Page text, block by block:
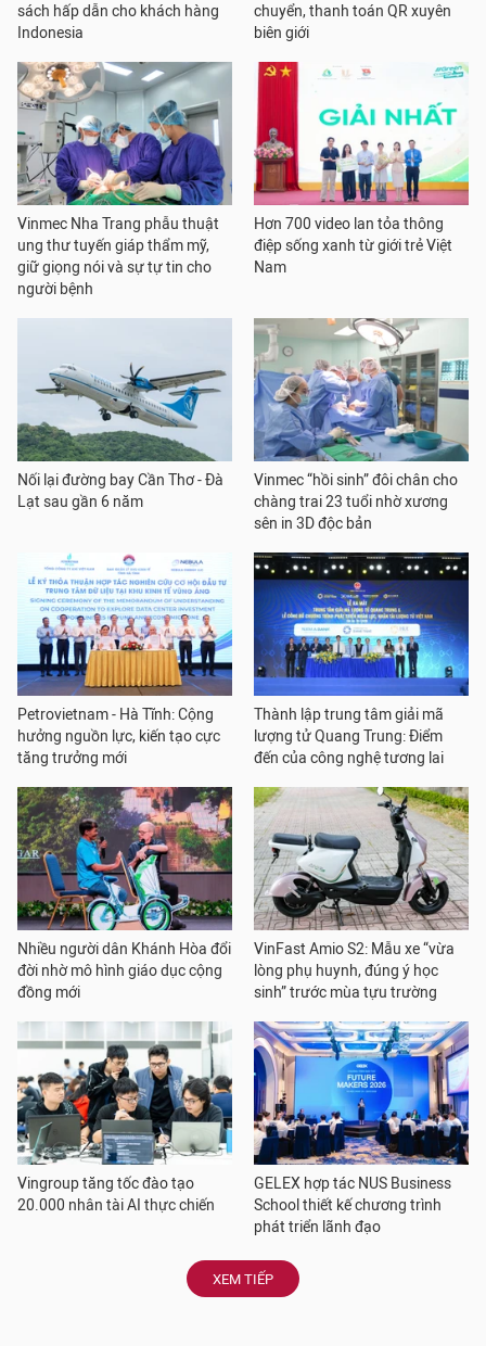
sách hấp dẫn cho khách hàng
Indonesia
chuyển, thanh toán QR xuyên
biên giới
Vinmec Nha Trang phẫu thuật
ung thư tuyến giáp thẩm mỹ,
giữ giọng nói và sự tự tin cho
người bệnh
Hơn 700 video lan tỏa thông
điệp sống xanh từ giới trẻ Việt
Nam
Nối lại đường bay Cần Thơ - Đà
Lạt sau gần 6 năm
Vinmec “hồi sinh” đôi chân cho
chàng trai 23 tuổi nhờ xương
sên in 3D độc bản
Petrovietnam - Hà Tĩnh: Cộng
hưởng nguồn lực, kiến tạo cực
tăng trưởng mới
Thành lập trung tâm giải mã
lượng tử Quang Trung: Điểm
đến của công nghệ tương lai
Nhiều người dân Khánh Hòa đổi
đời nhờ mô hình giáo dục cộng
đồng mới
VinFast Amio S2: Mẫu xe “vừa
lòng phụ huynh, đúng ý học
sinh” trước mùa tựu trường
Vingroup tăng tốc đào tạo
20.000 nhân tài AI thực chiến
GELEX hợp tác NUS Business
School thiết kế chương trình
phát triển lãnh đạo
XEM TIẾP